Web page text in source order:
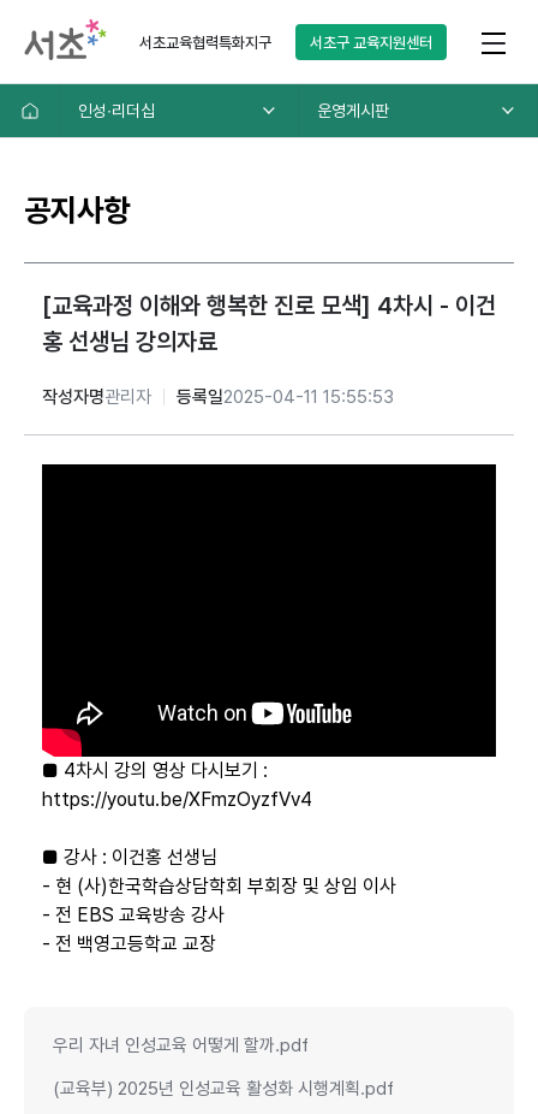
서초교육협력특화지구 서초구교육지원센터
인성∙리더십 운영게시판
공지사항
[교육과정 이해와 행복한 진로 모색] 4차시 - 이건
홍 선생님 강의자료
작성자명관리자 등록일2025-04-11 15:55:53
■ 4차시 강의 영상 다시보기 :
https://youtu.be/XFmzOyzfVv4
■ 강사 : 이건홍 선생님
- 현 (사)한국학습상담학회 부회장 및 상임 이사
- 전 EBS 교육방송 강사
- 전 백영고등학교 교장
우리 자녀 인성교육 어떻게 할까.pdf
(교육부) 2025년 인성교육 활성화 시행계획.pdf